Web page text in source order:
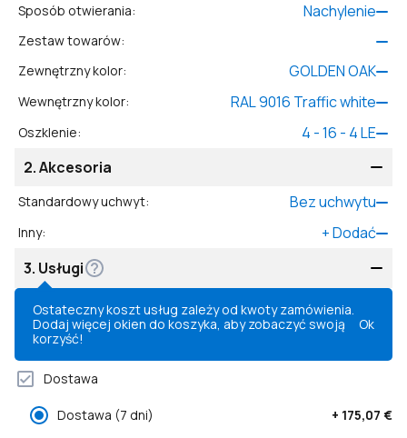
Sposób otwierania: Nachylenie
Zestaw towarów:
Zewnętrzny kolor: GOLDEN OAK
Wewnętrzny kolor: RAL 9016 Traffic white
Oszklenie:
4 - 16 - 4 LE
2.Akcesoria
Standardowy uchwyt: Bez uchwytu
Inny: +Dodać
3. Usługi
Ostateczny koszt usług zależy od kwoty zamówienia.
Dodaj więcej okien do koszyka, aby zobaczyć swoją
korzyść!
Ok
Dostawa
Dostawa (7 dni) + 175,07 €